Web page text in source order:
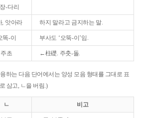
-다리
, 앗아라 하지 말라고 금지하는 말.
똑-이 부사도 ‘오뚝-이’임.
주초 ←柱礎. 주춧-돌.
하는 다음 단어에서는 양성 모음 형태를 그대로 표
삼고, ㄴ을 버림.)
ㄴ 비고